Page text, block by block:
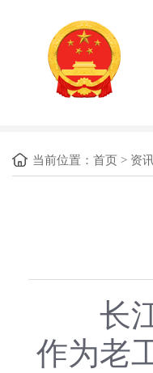
当前位置： 首页 > 资
长江
作为老